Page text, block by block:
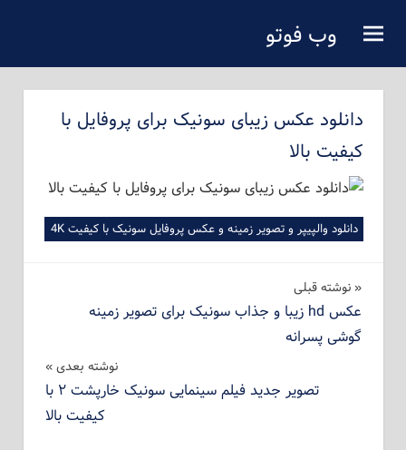
محتوای
اصلی
وب فوتو
دانلود عکس زیبای سونیک برای پروفایل با
کیفیت بالا
دانلود والپیپر و تصویر زمینه و عکس پروفایل سونیک با کیفیت 4K
راهبری
نوشته
نوشته‌ قبلی
عکس hd زیبا و جذاب سونیک برای تصویر زمینه
گوشی پسرانه
نوشته بعدی
تصویر جدید فیلم سینمایی سونیک خارپشت ۲ با
کیفیت بالا